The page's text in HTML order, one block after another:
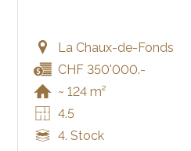
La Chaux-de-Fonds
CHF 350'000.-
~ 124 m²
4.5
4. Stock